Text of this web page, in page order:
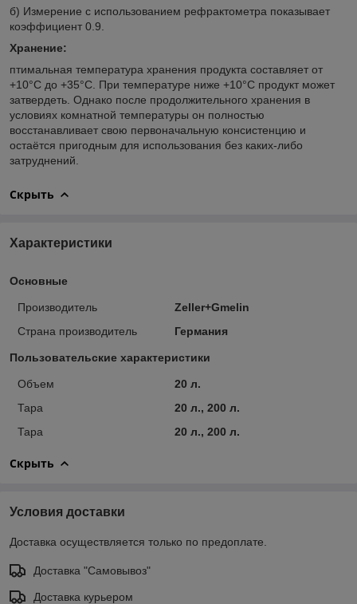
б) Измерение с использованием рефрактометра показывает
коэффициент 0.9.
Хранение:
птимальная температура хранения продукта составляет от
+10°С до +35°С. При температуре ниже +10°С продукт может
затвердеть. Однако после продолжительного хранения в
условиях комнатной температуры он полностью
восстанавливает свою первоначальную консистенцию и
остаётся пригодным для использования без каких-либо
затруднений.
Скрыть
Характеристики
Основные
Производитель
Zeller+Gmelin
Страна производитель
Германия
Пользовательские характеристики
Объем
20 л.
Тара
20 л., 200 л.
Тара
20 л., 200 л.
Скрыть
Условия доставки
Доставка осуществляется только по предоплате.
Доставка "Самовывоз"
Доставка курьером